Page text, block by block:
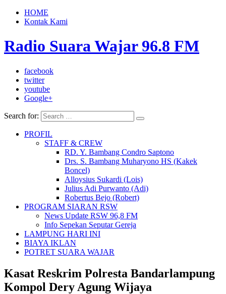
HOME
Kontak Kami
Radio Suara Wajar 96.8 FM
facebook
twitter
youtube
Google+
Search for:
PROFIL
STAFF & CREW
RD. Y. Bambang Condro Saptono
Drs. S. Bambang Muharyono HS (Kakek
Boncel)
Alloysius Sukardi (Lois)
Julius Adi Purwanto (Adi)
Robertus Bejo (Robert)
PROGRAM SIARAN RSW
News Update RSW 96,8 FM
Info Sepekan Seputar Gereja
LAMPUNG HARI INI
BIAYA IKLAN
POTRET SUARA WAJAR
Kasat Reskrim Polresta Bandarlampung
Kompol Dery Agung Wijaya